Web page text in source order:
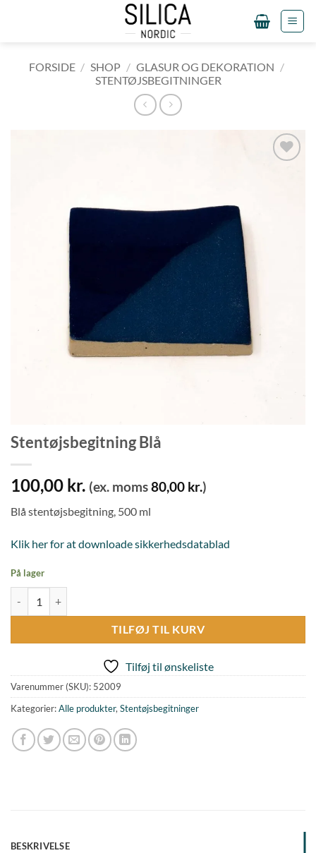
FORSIDE / SHOP / GLASUR OG DEKORATION /
STENTØJSBEGITNINGER
Stentøjsbegitning Blå
100,00 kr. (ex. moms80,00 kr.)
Blå stentøjsbegitning, 500 ml
Klik her for at downloade sikkerhedsdatablad
På lager
TILFØJ TIL KURV
Tilføj til ønskeliste
Varenummer (SKU): 52009
Kategorier:Alle produkter,Stentøjsbegitninger
BESKRIVELSE